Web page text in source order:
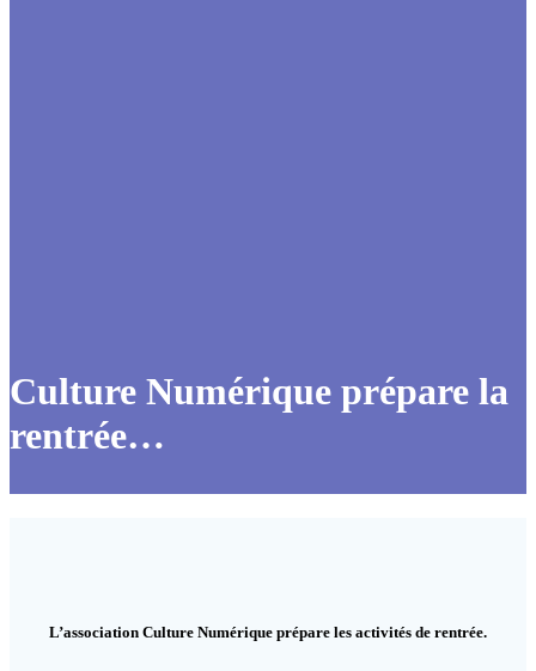
Culture Numérique prépare la
rentrée…
L’association Culture Numérique prépare les activités de rentrée.